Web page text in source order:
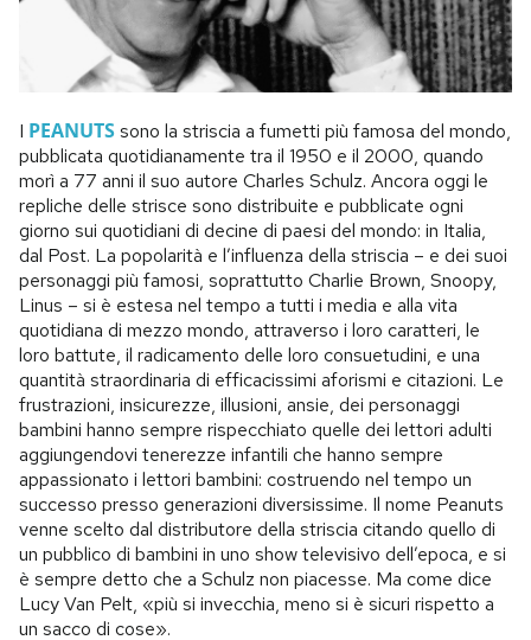
I PEANUTSsono la striscia a fumetti più famosa del mondo,
pubblicata quotidianamente tra il 1950 e il 2000, quando
morì a 77 anni il suo autore Charles Schulz. Ancora oggi le
repliche delle strisce sono distribuite e pubblicate ogni
giorno sui quotidiani di decine di paesi del mondo: in Italia,
dal Post. La popolarità e l’influenza della striscia – e dei suoi
personaggi più famosi, soprattutto Charlie Brown, Snoopy,
Linus – si è estesa nel tempo a tutti i media e alla vita
quotidiana di mezzo mondo, attraverso i loro caratteri, le
loro battute, il radicamento delle loro consuetudini, e una
quantità straordinaria di efficacissimi aforismi e citazioni. Le
frustrazioni, insicurezze, illusioni, ansie, dei personaggi
bambini hanno sempre rispecchiato quelle dei lettori adulti
aggiungendovi tenerezze infantili che hanno sempre
appassionato i lettori bambini: costruendo nel tempo un
successo presso generazioni diversissime. Il nome Peanuts
venne scelto dal distributore della striscia citando quello di
un pubblico di bambini in uno show televisivo dell’epoca, e si
è sempre detto che a Schulz non piacesse. Ma come dice
Lucy Van Pelt, «più si invecchia, meno si è sicuri rispetto a
un sacco di cose».